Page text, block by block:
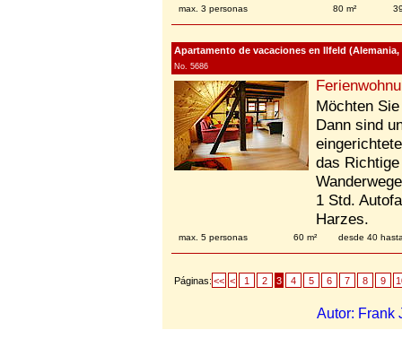
max. 3 personas 80 m²
Apartamento de vacaciones en Ilfeld
No. 5686
Möchten
Dann sind
das
1 Std.
Harzes.
max. 5 personas 60 m² desde 40
Páginas: << < 1 2 3 4 5 6 7 8 9
Autor: Frank